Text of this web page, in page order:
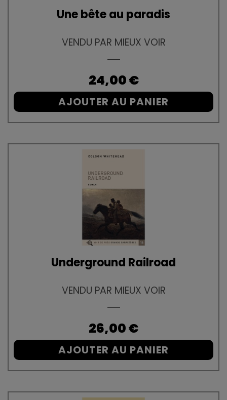
Une bête au paradis
VENDU PAR MIEUX VOIR
Prix
24,00 €
AJOUTER AU PANIER
Underground Railroad
VENDU PAR MIEUX VOIR
Prix
26,00 €
AJOUTER AU PANIER